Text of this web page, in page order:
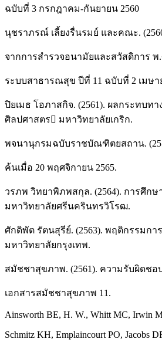
ฉบับที่ 3 กรกฎาคม-กันยายน 2560
นุชราภรณ์ เลี้ยงรื่นรมย์ และคณะ.
จากการสำรวจอนามัยและสวัสดิการ
ระบบสาธารณสุข ปีที่ 11 ฉบับที่ 2 เมษา
ปิยเมธ โอภาสกิจ. (2561). ผลกระทบ
ศิลปศาสตร มหาวิทยาลัยเกริก.
พจนานุกรมฉบับราชบัณฑิตยสถาน.
ค้นเมื่อ 20 พฤศจิกายน 2565.
วรภพ วิทยาพิภพสกุล. (2564). การศึ
มหาวิทยาลัยศรีนครินทรวิโรฒ.
ศักดิพัต รัตนสุรีย์. (2563). พฤติกรรมก
มหาวิทยาลัยกรุงเทพ.
สมัชชาสุขภาพ. (2561). ความรับผิดช
เอกสารสมัชชาสุขภาพ 11.
Ainsworth BE, H. W., Whitt MC, Irwin
Schmitz KH, Emplaincourt PO, Jacobs